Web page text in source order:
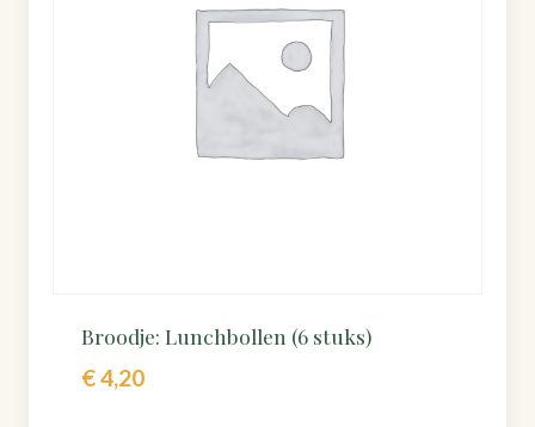
Broodje: Lunchbollen (6 stuks)
€4,20